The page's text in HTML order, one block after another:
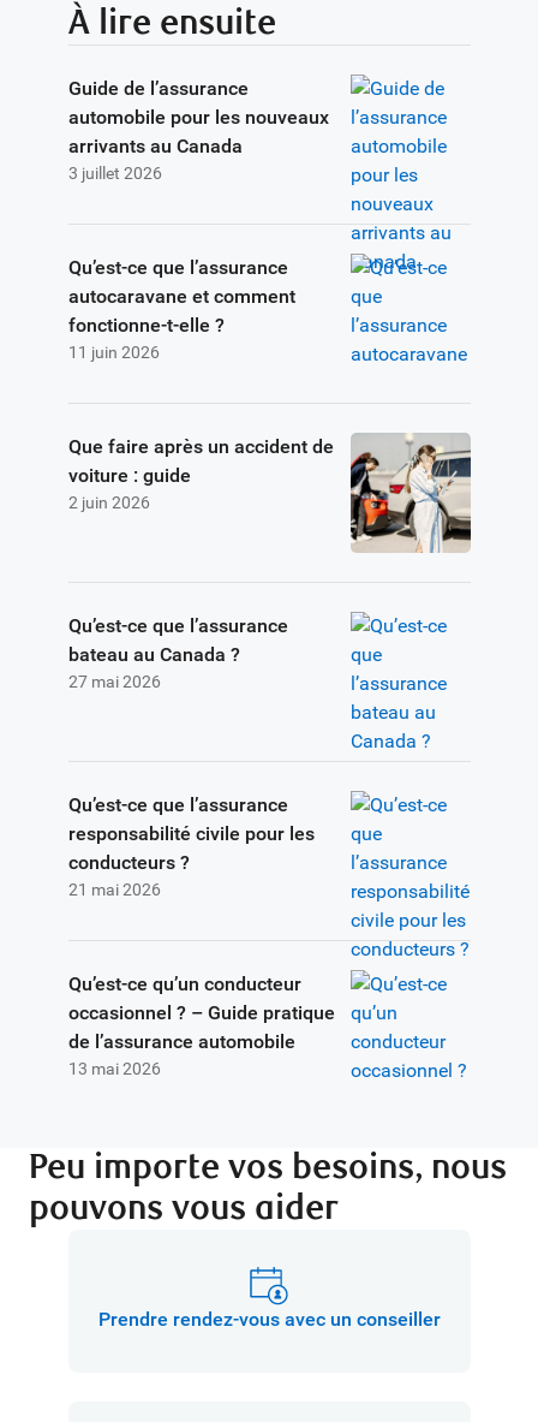
À lire ensuite
3 juillet 2026
Guide de l’assurance
automobile pour les nouveaux
arrivants au Canada
11 juin 2026
Qu’est-ce que l’assurance
autocaravane et comment
fonctionne-t-elle ?
2 juin 2026
Que faire après un accident de
voiture : guide
27 mai 2026
Qu’est-ce que l’assurance
bateau au Canada ?
21 mai 2026
Qu’est-ce que l’assurance
responsabilité civile pour les
conducteurs ?
13 mai 2026
Qu’est-ce qu’un conducteur
occasionnel ? – Guide pratique
de l’assurance automobile
Peu importe vos besoins, nous
pouvons vous aider
Prendre rendez-vous avec un conseiller